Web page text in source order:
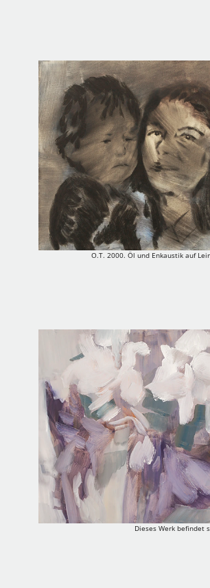
O.T. 2000. Öl und Enkaustik auf
Dieses Werk befindet